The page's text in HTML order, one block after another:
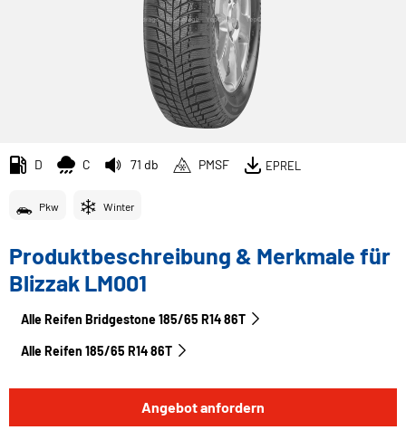
D C 71 db PMSF EPREL
Pkw Winter
Produktbeschreibung & Merkmale für
Blizzak LM001
Alle Reifen Bridgestone 185/65 R14 86T
Alle Reifen‎ 185/65 R14 86T
Angebot anfordern